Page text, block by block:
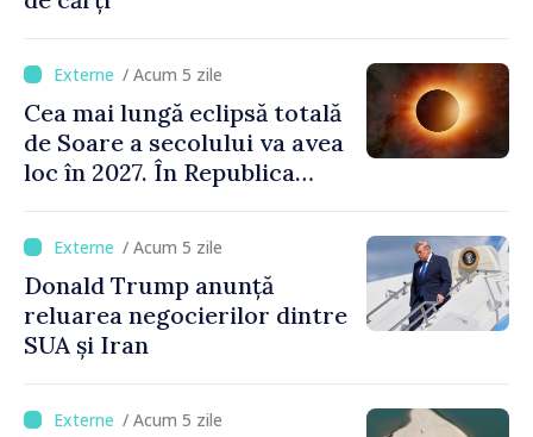
/ Acum 5 zile
Cea mai lungă eclipsă totală
de Soare a secolului va avea
loc în 2027. În Republica
acoperit în proporție de
până la 44%/ Acum 5 zile
Donald Trump anunță
reluarea negocierilor dintre
SUA și Iran
/ Acum 5 zile